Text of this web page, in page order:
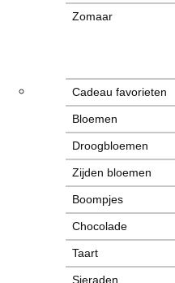
Zomaar
Liefde
Condoleance
Zwangerschap
Liefs
Trots
Pensioen
Cadeau favorieten
Bloemen
Droogbloemen
Zijden bloemen
Boompjes
Chocolade
Taart
Sieraden